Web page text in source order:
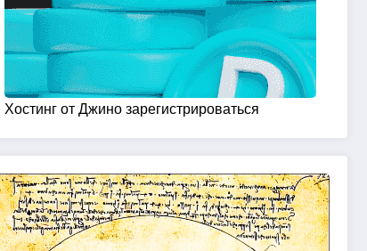
Хостинг от Джино зарегистрироваться